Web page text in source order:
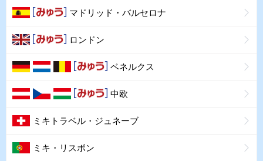
マドリッド・バルセロナ
ロンドン
ベネルクス
中欧
ミキトラベル・ジュネーブ
ミキ・リスボン